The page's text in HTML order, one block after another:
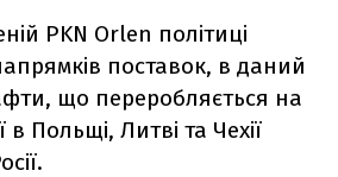
PKN Orlen політиці
поставок, в даний
що переробляється на
в Польщі, Литві та Чехії